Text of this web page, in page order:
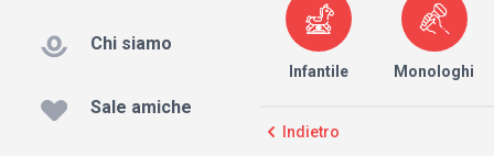
Chi siamo
Sale amiche
Infantile Monologhi
Indietro